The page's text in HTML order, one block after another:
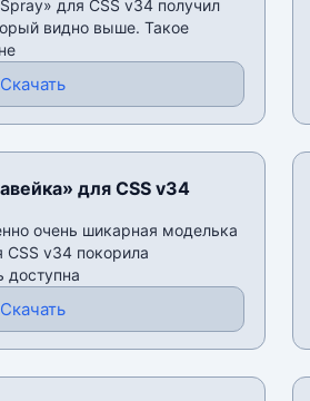
для CSS v34 получил
видно выше. Такое
Скачать
для CSS v34
очень шикарная моделька
v34 покорила
доступна
Скачать